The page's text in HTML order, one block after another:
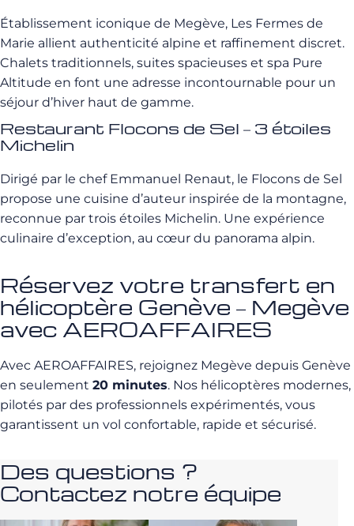
Établissement iconique de Megève, Les Fermes de
Marie allient authenticité alpine et raffinement discret.
Chalets traditionnels, suites spacieuses et spa Pure
Altitude en font une adresse incontournable pour un
séjour d’hiver haut de gamme.
Restaurant Flocons de Sel – 3 étoiles
Michelin
Dirigé par le chef Emmanuel Renaut, le Flocons de Sel
propose une cuisine d’auteur inspirée de la montagne,
reconnue par trois étoiles Michelin. Une expérience
culinaire d’exception, au cœur du panorama alpin.
Réservez votre transfert en
hélicoptère Genève – Megève
avec AEROAFFAIRES
Avec AEROAFFAIRES, rejoignez Megève depuis Genève
en seulement 20 minutes. Nos hélicoptères modernes,
pilotés par des professionnels expérimentés, vous
garantissent un vol confortable, rapide et sécurisé.
Des questions ?
Contactez notre équipe